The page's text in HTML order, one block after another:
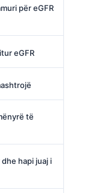
për eGFR
eGFR
të
hapi juaj i